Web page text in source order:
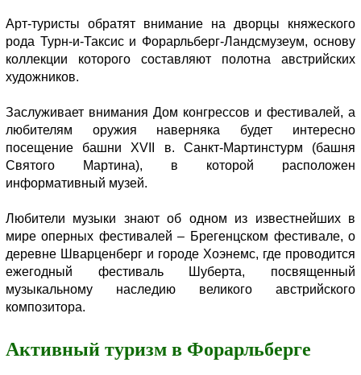
Арт-туристы обратят внимание на дворцы княжеского
рода Турн-и-Таксис и Форарльберг-Ландсмузеум, основу
коллекции которого составляют полотна австрийских
художников.
Заслуживает внимания Дом конгрессов и фестивалей, а
любителям оружия наверняка будет интересно
посещение башни XVII в. Санкт-Мартинстурм (башня
Святого Мартина), в которой расположен
информативный музей.
Любители музыки знают об одном из известнейших в
мире оперных фестивалей – Брегенцском фестивале, о
деревне Шварценберг и городе Хоэнемс, где проводится
ежегодный фестиваль Шуберта, посвященный
музыкальному наследию великого австрийского
композитора.
Активный туризм в Форарльберге